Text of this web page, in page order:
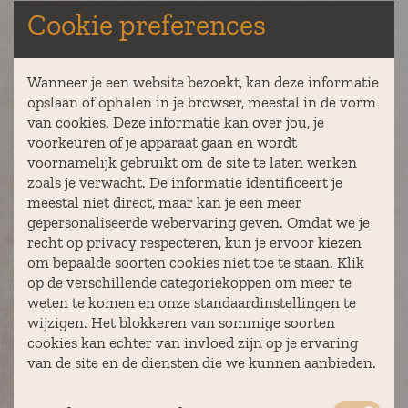
AUGUSTUS 2026
maandagdinsdagwoensdag
wo donderdag
vrijdagzaterdagzondag
1
2
3 4 5 6 7 8 9
10 11 12 13 14 15 16
17 18 19 20 21 22 23
24 25 26 27 28 29 30
31
Powered by
Cookie preferences
Wanneer je een website bezoekt, kan deze informatie
opslaan of ophalen in je browser, meestal in de vorm
van cookies. Deze informatie kan over jou, je
voorkeuren of je apparaat gaan en wordt
voornamelijk gebruikt om de site te laten werken
zoals je verwacht. De informatie identificeert je
meestal niet direct, maar kan je een meer
gepersonaliseerde webervaring geven. Omdat we je
recht op privacy respecteren, kun je ervoor kiezen
om bepaalde soorten cookies niet toe te staan. Klik
op de verschillende categoriekoppen om meer te
weten te komen en onze standaardinstellingen te
wijzigen. Het blokkeren van sommige soorten
cookies kan echter van invloed zijn op je ervaring
van de site en de diensten die we kunnen aanbieden.